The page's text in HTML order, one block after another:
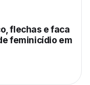
flechas e faca
feminicídio em